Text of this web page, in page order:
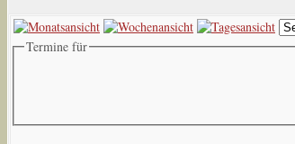
Termine für